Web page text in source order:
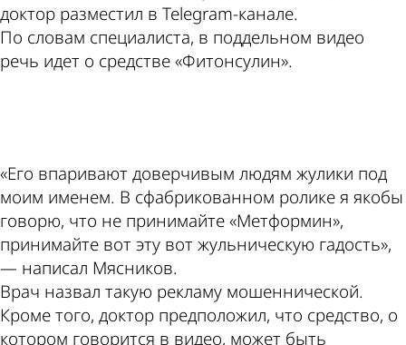
доктор разместил в Telegram-канале.
По словам специалиста, в поддельном видео
речь идет о средстве «Фитонсулин».
«Его впаривают доверчивым людям жулики под
моим именем. В сфабрикованном ролике я якобы
говорю, что не принимайте «Метформин»,
принимайте вот эту вот жульническую гадость»,
— написал Мясников.
Врач назвал такую рекламу мошеннической.
Кроме того, доктор предположил, что средство, о
котором говорится в видео, может быть